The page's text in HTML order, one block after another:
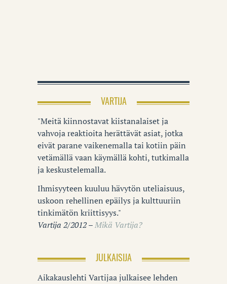
VARTIJA
"Meitä kiinnostavat kiistanalaiset ja
vahvoja reaktioita herättävät asiat, jotka
eivät parane vaikenemalla tai kotiin päin
vetämällä vaan käymällä kohti, tutkimalla
ja keskustelemalla.
Ihmisyyteen kuuluu hävytön uteliaisuus,
uskoon rehellinen epäilys ja kulttuuriin
tinkimätön kriittisyys."
Vartija 2/2012 –Mikä Vartija?
JULKAISIJA
Aikakauslehti Vartijaa julkaisee lehden